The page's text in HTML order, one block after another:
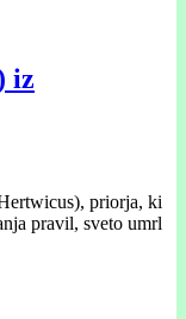
iz
priorja, ki
pravil, sveto umrl